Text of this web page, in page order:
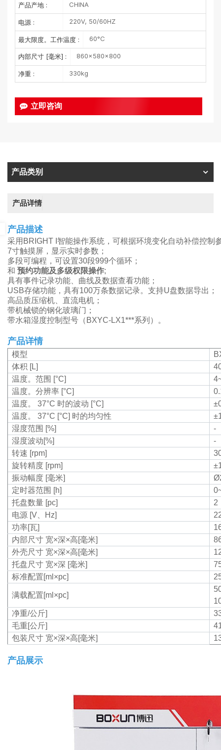
产品产地 : CHINA
电源 : 220V, 50/60HZ
最大限度。工作温度 : 60°C
内部尺寸 [毫米] : 860×580×800
净重 : 330kg
立即咨询
产品类别
产品详情
产品描述
采用BRIGHT I智能操作系统，可根据环境变化自动补偿控制
7寸触摸屏，显示实时参数；
多段可编程，可设置30段999个循环；
和 预约功能及多级权限操作;
具有事件记录功能、曲线及数据查看功能；
USB存储功能，具有100万条数据记录。支持U盘数据导出；
高品质压缩机、直流电机；
带机械锁的钢化玻璃门；
带水箱湿度控制型号（BXYC-LX1***系列）。
产品详情
模型
体积 [L]
温度。范围 [°C]
温度。分辨率 [°C]
温度。 37°C 时的波动 [°C]
温度。 37°C [°C] 时的均匀性
湿度范围 [%]
-
湿度波动[%]
-
转速 [rpm]
旋转精度 [rpm]
振动幅度 [毫米]
定时器范围 [h]
托盘数量 [pc]
2
电源 [V、Hz]
功率[瓦]
内部尺寸 宽×深×高[毫米]
外壳尺寸 宽×深×高[毫米]
托盘尺寸 宽×深 [毫米]
标准配置[ml×pc]
满载配置[ml×pc]
净重/公斤]
毛重[公斤]
包装尺寸 宽×深×高[毫米]
产品展示